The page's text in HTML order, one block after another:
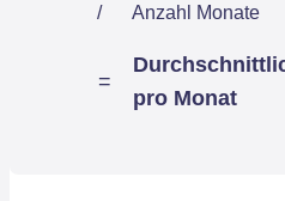
/ Anzahl Monate
=
pro Monat